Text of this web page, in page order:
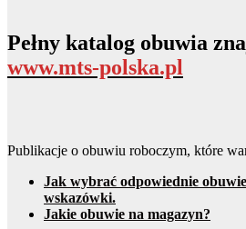
Pełny katalog obuwia
www.mts-polska.pl
Publikacje o obuwiu roboczym, które
Jak wybrać odpowiednie
wskazówki.
Jakie obuwie na magazyn?